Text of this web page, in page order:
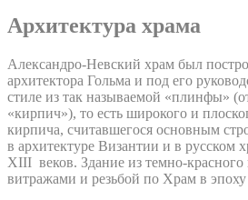
Архитектура храма
Александро-Невский храм был
архитектора Гольма и под его
стиле из так называемой «плинфы»
«кирпич»), то есть широкого и
кирпича, считавшегося основным
в архитектуре Византии и в русском
XIII веков. Здание из темно-
витражами и резьбой по Храм в эпоху